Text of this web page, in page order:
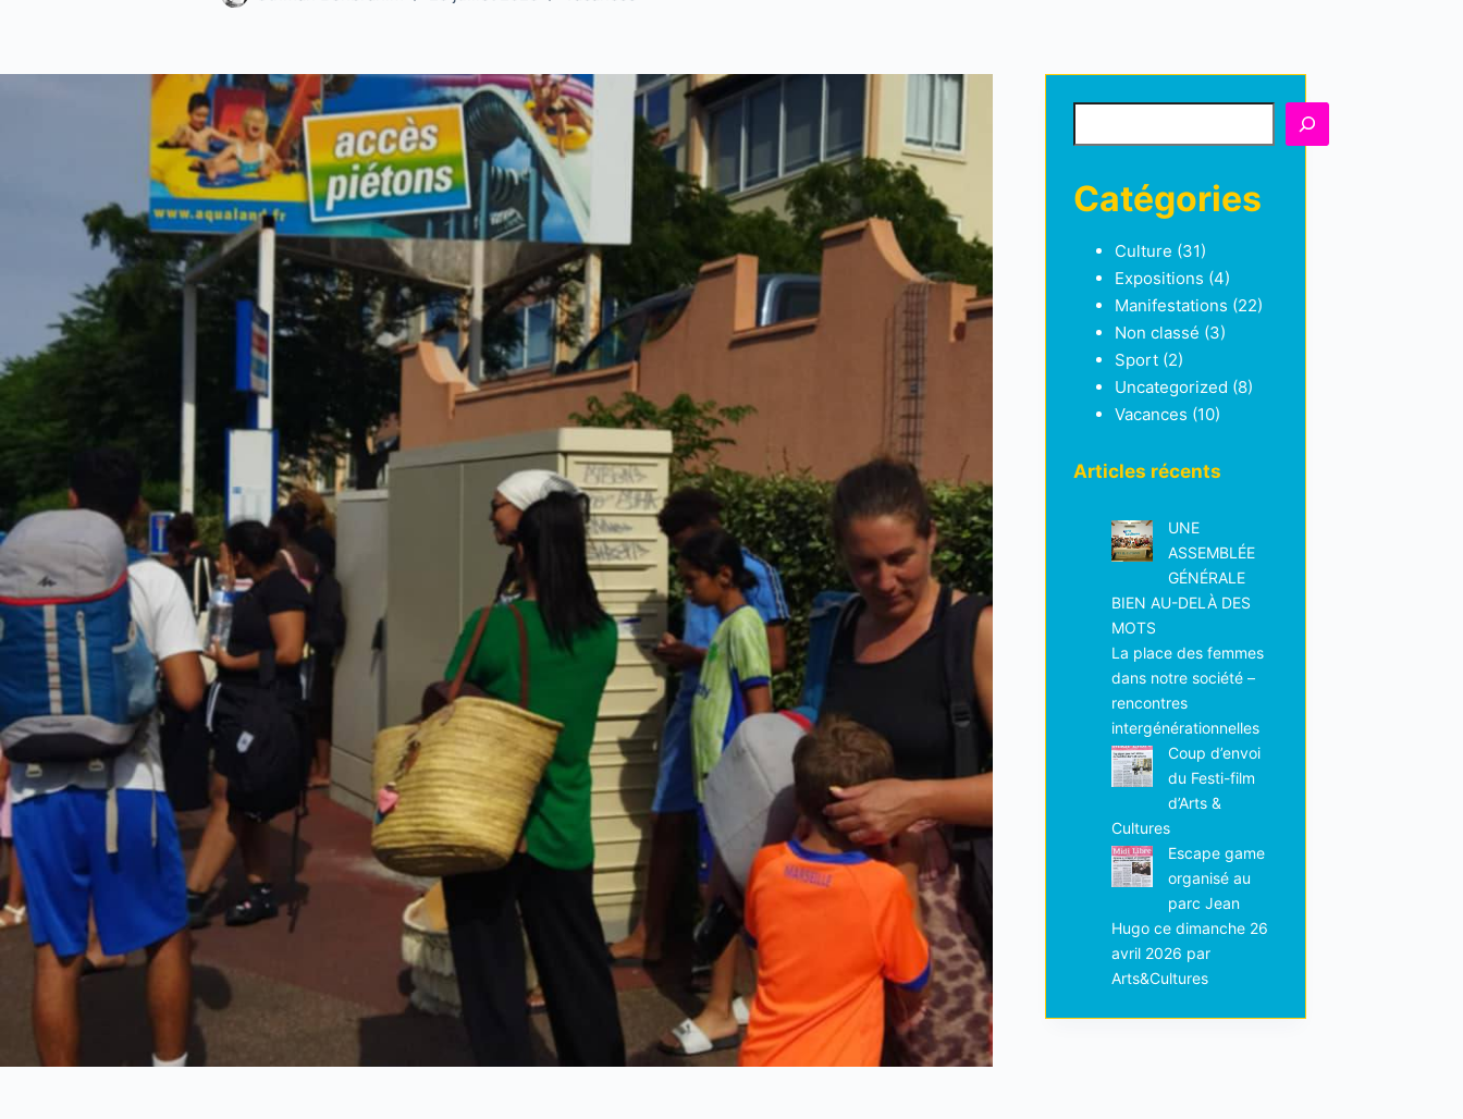
Catégories
Culture (31)
Expositions (4)
Manifestations (22)
Non classé (3)
Sport(2)
Uncategorized (8)
Vacances (10)
Articles récents
UNE
ASSEMBLÉE
GÉNÉRALE
BIEN AU-DELÀ DES
MOTS
La place des femmes
dans notre société –
rencontres
intergénérationnelles
Coup d’envoi
du Festi-film
d’Arts &
Cultures
Escape game
organisé au
parc Jean
Hugo ce dimanche 26
avril 2026 par
Arts&Cultures